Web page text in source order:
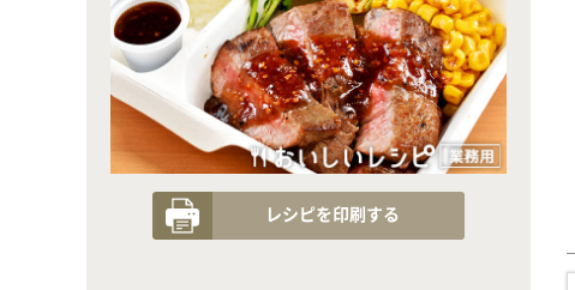
レシピを印刷する